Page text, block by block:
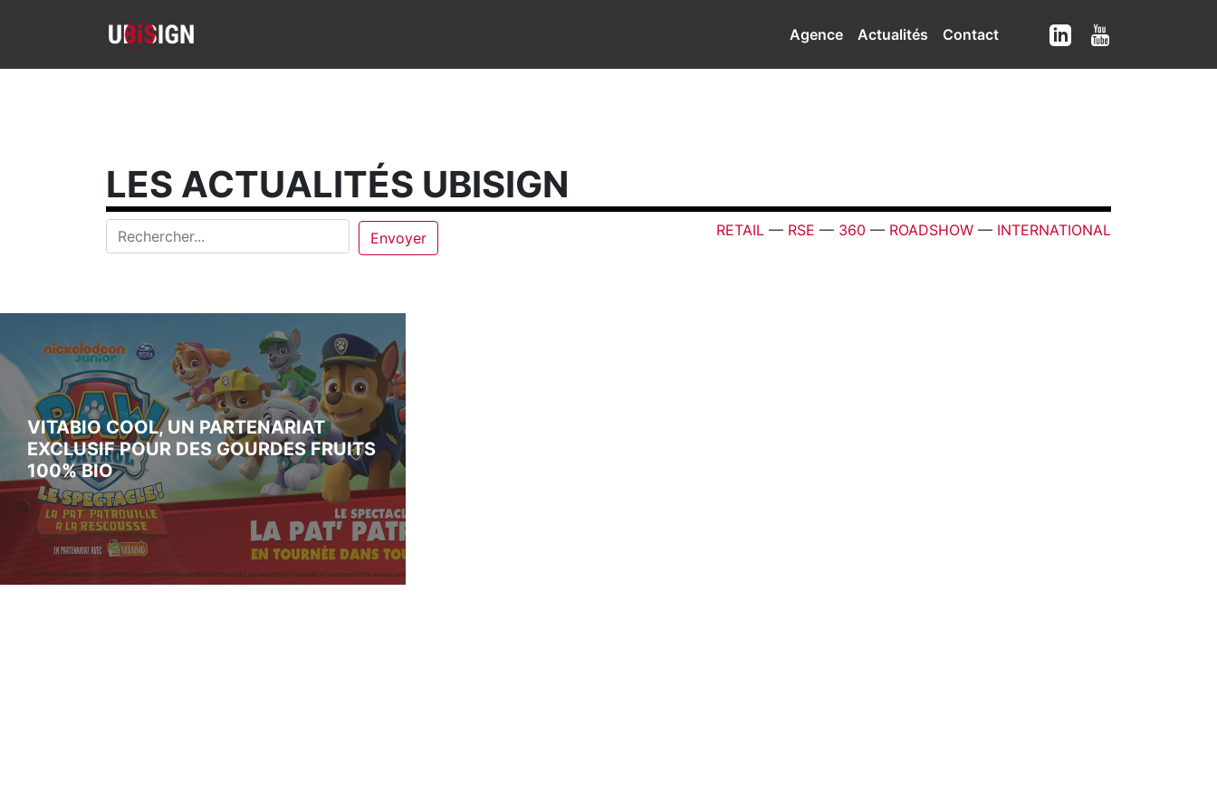
Agence Actualités Contact
LES ACTUALITÉS UBISIGN
RETAIL — RSE — 360 — ROADSHOW — INTERNATIONAL
VITABIO COOL, UN PARTENARIAT
EXCLUSIF POUR DES GOURDES FRUITS
100% BIO